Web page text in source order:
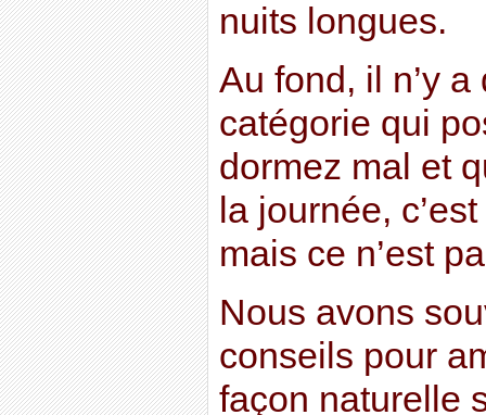
nuits longues.
Au fond, il n’y
catégorie qui
dormez mal et
la journée,
mais ce n’est
Nous avons
conseils pour
façon naturelle